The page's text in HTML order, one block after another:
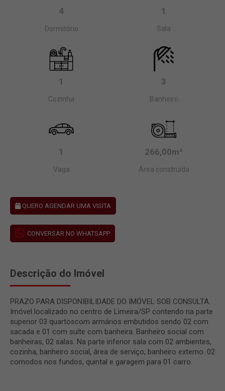
4
Dormitório
1
Sala
1
Cozinha
3
Banheiro
1
Vaga
266,00m²
Área construída
QUERO AGENDAR UMA VISITA
CONVERSAR NO WHATSAPP
Descrição do Imóvel
PRAZO PARA DISPONIBILIDADE DO IMÓVEL SOB CONSULTA.
Imóvel localizado no centro de Limeira/SP contendo na parte
superior 03 quartoscom armários embutidos sendo 02 com
sacada e 01 com suíte com banheira. Banheiro social com
banheiras, 02 salas. Na parte inferior sala com 02 ambientes,
cozinha, banheiro social, área de serviço, banheiro externo. 02
comodos nos fundos, quintal e garagem para 01 carro.